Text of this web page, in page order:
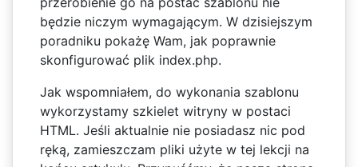
będzie niczym wymagającym. W dzisiejszym
poradniku pokażę Wam, jak poprawnie
skonfigurować plik index.php.
Jak wspomniałem, do wykonania szablonu
wykorzystamy szkielet witryny w postaci
HTML. Jeśli aktualnie nie posiadasz nic pod
ręką, zamieszczam pliki użyte w tej lekcji na